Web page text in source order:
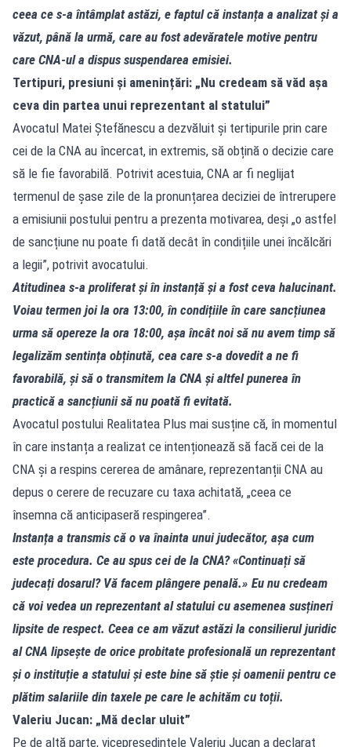
ceea ce s‑a întâmplat astăzi, e faptul că instanța a analizat și a
văzut, până la urmă, care au fost adevăratele motive pentru
care CNA‑ul a dispus suspendarea emisiei.
Tertipuri, presiuni și amenințări: „Nu credeam să văd așa
ceva din partea unui reprezentant al statului”
Avocatul Matei Ștefănescu a dezvăluit și tertipurile prin care
cei de la CNA au încercat, in extremis, să obțină o decizie care
să le fie favorabilă. Potrivit acestuia, CNA ar fi neglijat
termenul de șase zile de la pronunțarea deciziei de întrerupere
a emisiunii postului pentru a prezenta motivarea, deși „o astfel
de sancțiune nu poate fi dată decât în condițiile unei încălcări
a legii”, potrivit avocatului.
Atitudinea s‑a proliferat și în instanță și a fost ceva halucinant.
Voiau termen joi la ora 13:00, în condițiile în care sancțiunea
urma să opereze la ora 18:00, așa încât noi să nu avem timp să
legalizăm sentința obținută, cea care s‑a dovedit a ne fi
favorabilă, și să o transmitem la CNA și altfel punerea în
practică a sancțiunii să nu poată fi evitată.
Avocatul postului Realitatea Plus mai susține că, în momentul
în care instanța a realizat ce intenționează să facă cei de la
CNA și a respins cererea de amânare, reprezentanții CNA au
depus o cerere de recuzare cu taxa achitată, „ceea ce
însemna că anticipaseră respingerea”.
Instanța a transmis că o va înainta unui judecător, așa cum
este procedura. Ce au spus cei de la CNA? «Continuați să
judecați dosarul? Vă facem plângere penală.» Eu nu credeam
că voi vedea un reprezentant al statului cu asemenea susțineri
lipsite de respect. Ceea ce am văzut astăzi la consilierul juridic
al CNA lipsește de orice probitate profesională un reprezentant
și o instituție a statului și este bine să știe și oamenii pentru ce
plătim salariile din taxele pe care le achităm cu toții.
Valeriu Jucan: „Mă declar uluit”
Pe de altă parte, vicepreședintele Valeriu Jucan a declarat